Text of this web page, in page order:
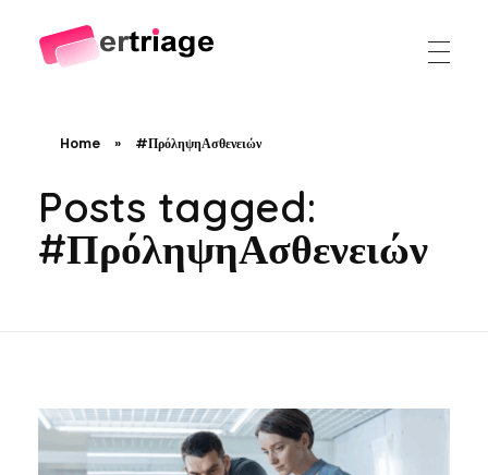
Home » #ΠρόληψηΑσθενειών
Posts tagged:
#ΠρόληψηΑσθενειών